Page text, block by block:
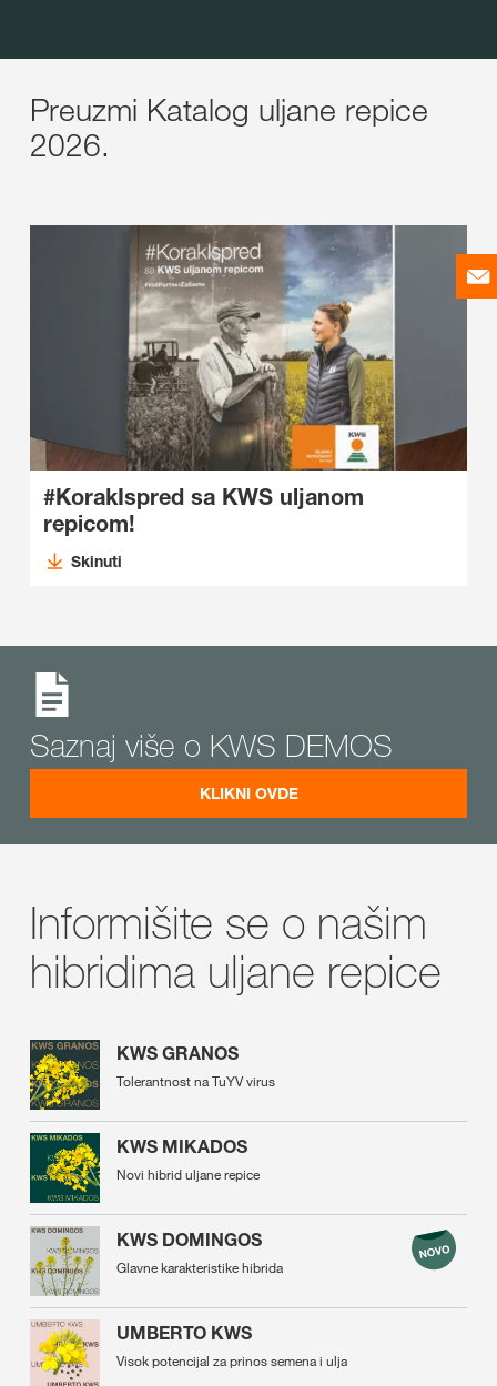
Preuzmi Katalog uljane repice
2026.
#KorakIspred sa KWS uljanom
repicom!
Skinuti
Saznaj više o KWS DEMOS
KLIKNI OVDE
Informišite se o našim
hibridima uljane repice
KWS GRANOS
Tolerantnost na TuYV virus
KWS MIKADOS
Novi hibrid uljane repice
KWS DOMINGOS
Glavne karakteristike hibrida
UMBERTO KWS
Visok potencijal za prinos semena i ulja